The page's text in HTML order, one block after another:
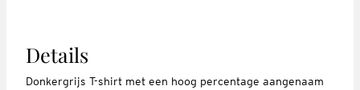
Details
Donkergrijs T-shirt met een hoog percentage aangenaam